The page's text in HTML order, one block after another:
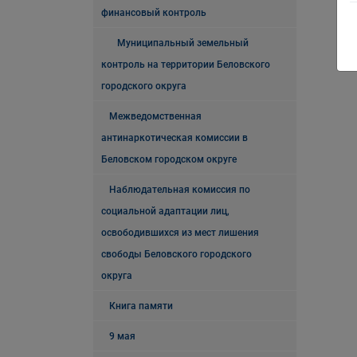
финансовый контроль
Муниципальный земельный
контроль на территории Беловского
городского округа
Межведомственная
антинаркотическая комиссии в
Беловском городском округе
Наблюдательная комиссия по
социальной адаптации лиц,
освободившихся из мест лишения
свободы Беловского городского
округа
Книга памяти
9 мая